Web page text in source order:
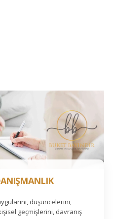
düşüncelerini,
geçmişlerini, davranış